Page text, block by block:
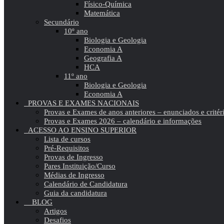
Físico-Química
Matemática
Secundário
10º ano
Biologia e Geologia
Economia A
Geografia A
HCA
11º ano
Biologia e Geologia
Economia A
PROVAS E EXAMES NACIONAIS
Provas e Exames de anos anteriores – enunciados e
Provas e Exames 2026 – calendário e informações
ACESSO AO ENSINO SUPERIOR
Lista de cursos
Pré-Requisitos
Provas de Ingresso
Pares Instituição/Curso
Médias de Ingresso
Calendário de Candidatura
Guia da candidatura
BLOG
Artigos
Desafios